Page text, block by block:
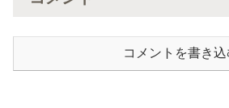
コメントを書き込